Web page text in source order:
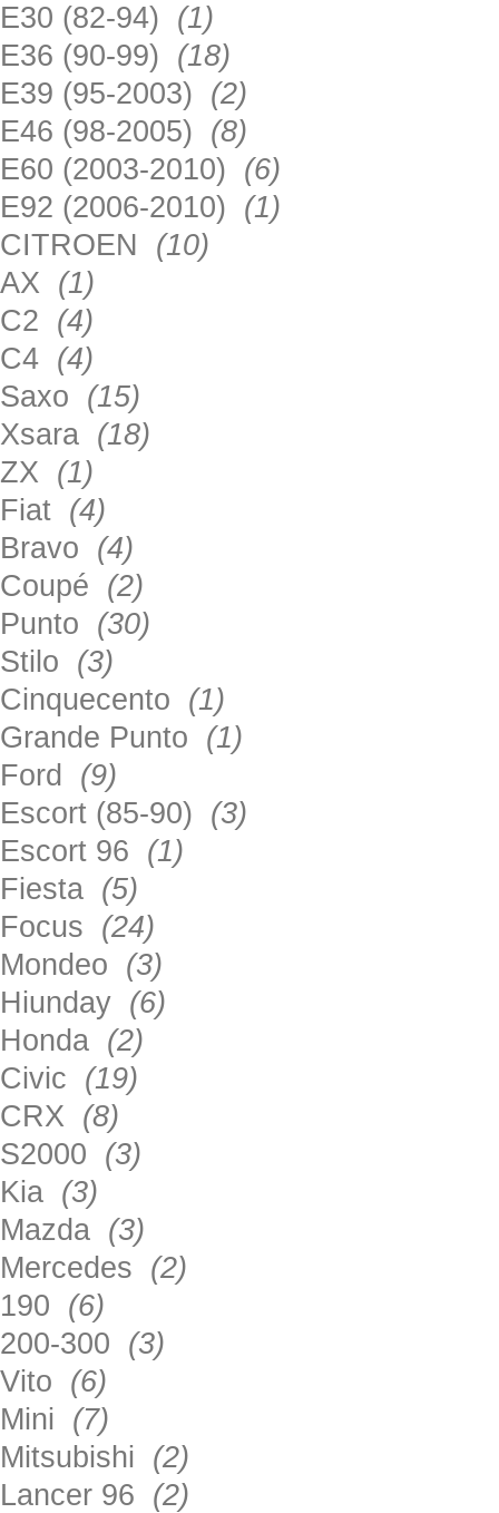
E30 (82-94) (1)
E36 (90-99) (18)
E39 (95-2003) (2)
E46 (98-2005) (8)
E60 (2003-2010) (6)
E92 (2006-2010) (1)
CITROEN (10)
AX (1)
C2 (4)
C4 (4)
Saxo (15)
Xsara (18)
ZX (1)
Fiat (4)
Bravo (4)
Coupé (2)
Punto (30)
Stilo (3)
Cinquecento (1)
Grande Punto (1)
Ford (9)
Escort (85-90) (3)
Escort 96 (1)
Fiesta (5)
Focus (24)
Mondeo (3)
Hiunday (6)
Honda (2)
Civic (19)
CRX (8)
S2000 (3)
Kia (3)
Mazda (3)
Mercedes (2)
190 (6)
200-300 (3)
Vito (6)
Mini (7)
Mitsubishi (2)
Lancer 96 (2)